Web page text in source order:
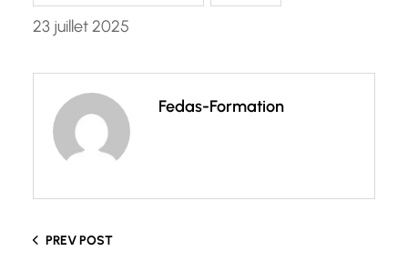
23 juillet 2025
Fedas-Formation
PREV POST